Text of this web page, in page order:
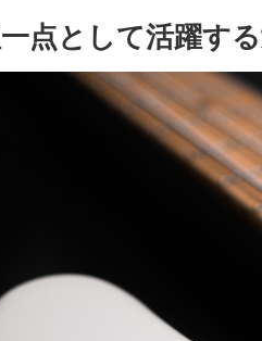
点として活躍す